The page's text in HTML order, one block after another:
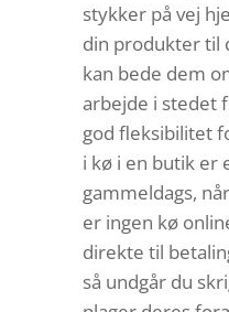
stykker på vej
din produkter til
kan bede dem
arbejde i stedet
god fleksibilitet
i kø i en butik er
gammeldags,
er ingen kø
direkte til
så undgår du